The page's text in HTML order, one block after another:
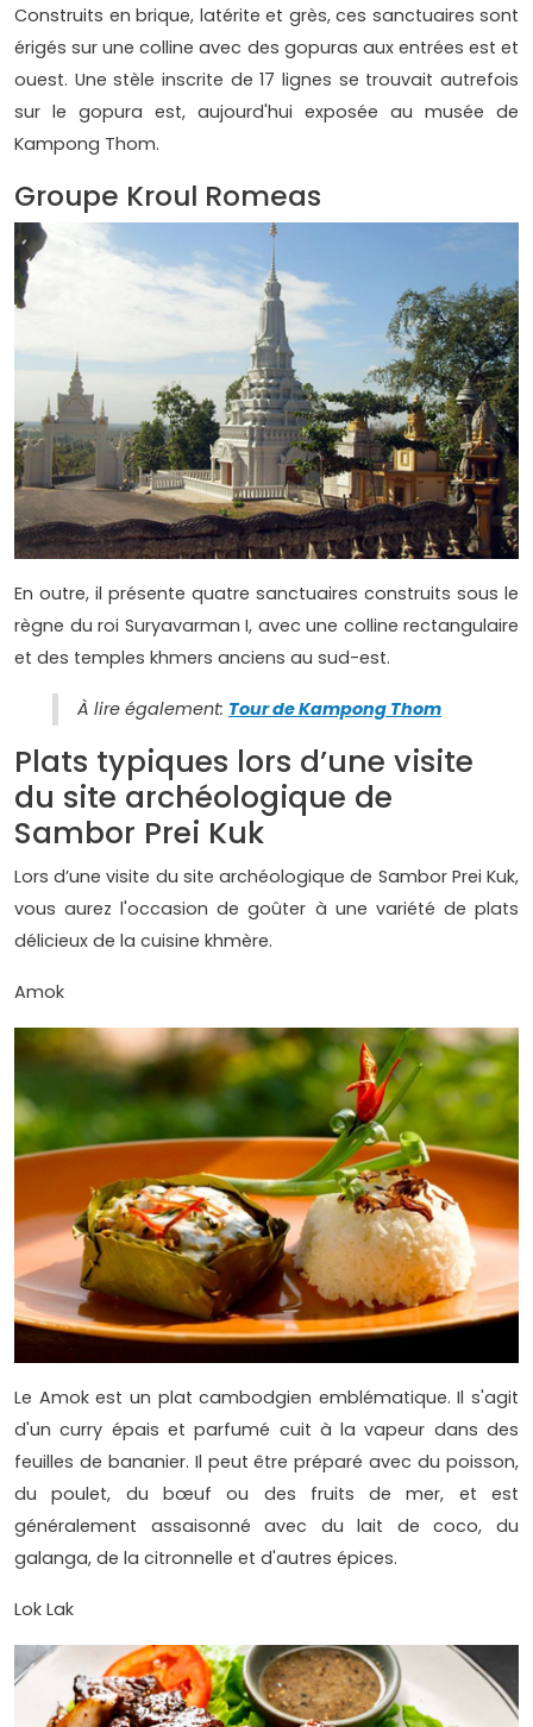
Construits en brique, latérite et grès, ces sanctuaires sont
érigés sur une colline avec des gopuras aux entrées est et
ouest. Une stèle inscrite de 17 lignes se trouvait autrefois
sur le gopura est, aujourd'hui exposée au musée de
Kampong Thom.
Groupe Kroul Romeas
En outre, il présente quatre sanctuaires construits sous le
règne du roi Suryavarman I, avec une colline rectangulaire
et des temples khmers anciens au sud-est.
À lire également: Tour de Kampong Thom
Plats typiques lors d’une visite
du site archéologique de
Sambor Prei Kuk
Lors d’une visite du site archéologique de Sambor Prei Kuk,
vous aurez l'occasion de goûter à une variété de plats
délicieux de la cuisine khmère.
Amok
Le Amok est un plat cambodgien emblématique. Il s'agit
d'un curry épais et parfumé cuit à la vapeur dans des
feuilles de bananier. Il peut être préparé avec du poisson,
du poulet, du bœuf ou des fruits de mer, et est
généralement assaisonné avec du lait de coco, du
galanga, de la citronnelle et d'autres épices.
Lok Lak